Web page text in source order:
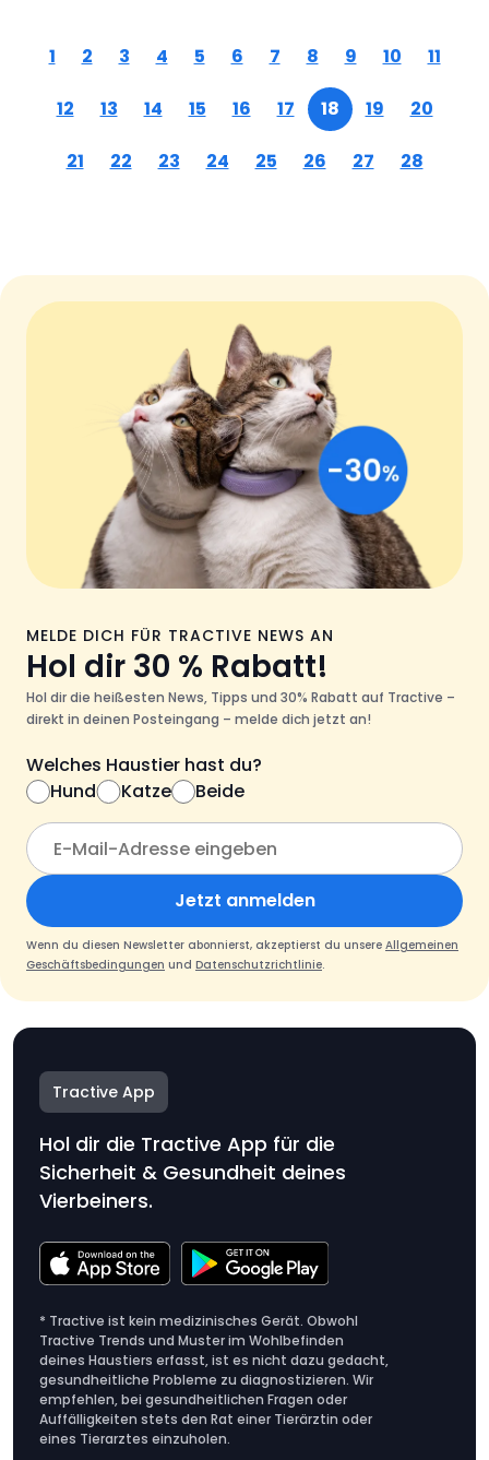
1 2 3 4 5 6 7 8 9 10 11
12 13 14 15 16 17 18 19 20
21 22 23 24 25 26 27 28
MELDE DICH FÜR TRACTIVE NEWS AN
Hol dir 30 % Rabatt!
Hol dir die heißesten News, Tipps und 30% Rabatt auf Tractive –
direkt in deinen Posteingang – melde dich jetzt an!
Welches Haustier hast du?
Hund
Katze Beide
Jetzt anmelden
Wenn du diesen Newsletter abonnierst, akzeptierst du unsere Allgemeinen
Geschäftsbedingungen und Datenschutzrichtlinie.
Tractive App
Hol dir die Tractive App für die
Sicherheit & Gesundheit deines
Vierbeiners.
* Tractive ist kein medizinisches Gerät. Obwohl
Tractive Trends und Muster im Wohlbefinden
deines Haustiers erfasst, ist es nicht dazu gedacht,
gesundheitliche Probleme zu diagnostizieren. Wir
empfehlen, bei gesundheitlichen Fragen oder
Auffälligkeiten stets den Rat einer Tierärztin oder
eines Tierarztes einzuholen.